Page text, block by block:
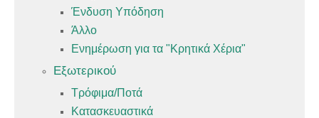
Ένδυση Υπόδηση
Άλλο
Ενημέρωση για τα "Κρητικά Χέρια"
Εξωτερικού
Τρόφιμα/Ποτά
Κατασκευαστικά